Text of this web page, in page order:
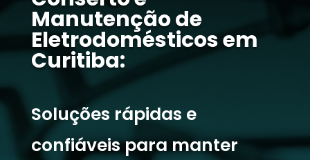
Manutenção de
Eletrodomésticos em
Curitiba:
Soluções rápidas e
confiáveis para manter